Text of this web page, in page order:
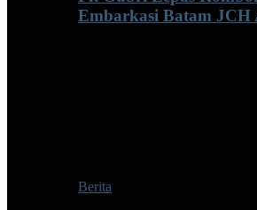
Embarkasi Batam JCH
Berita